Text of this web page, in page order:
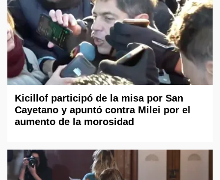
Kicillof participó de la misa por San
Cayetano y apuntó contra Milei por el
aumento de la morosidad